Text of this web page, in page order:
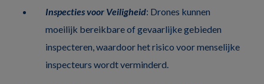
Inspecties voor Veiligheid: Drones kunnen
moeilijk bereikbare of gevaarlijke gebieden
inspecteren, waardoor het risico voor menselijke
inspecteurs wordt verminderd.